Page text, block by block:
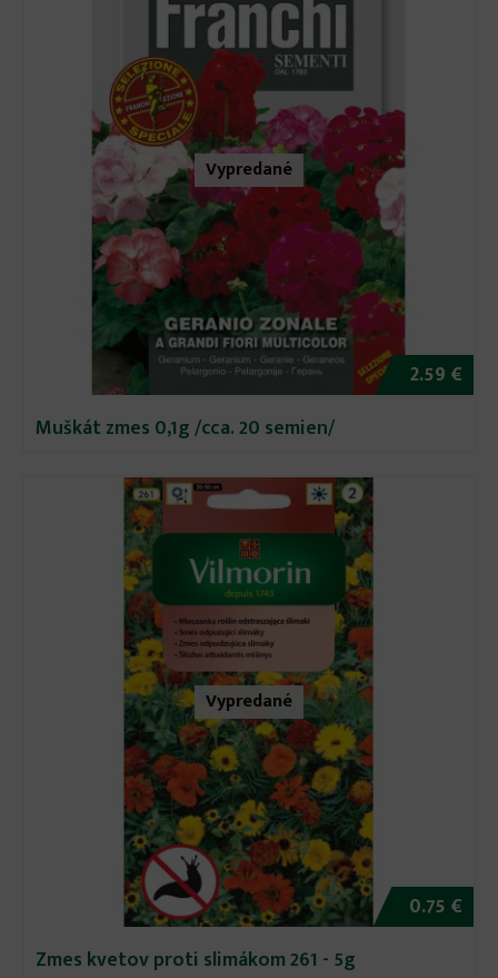
2.59 €
Vypredané
Muškát zmes 0,1g /cca. 20 semien/
0.75 €
Vypredané
Zmes kvetov proti slimákom 261 - 5g